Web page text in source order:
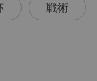
戦術